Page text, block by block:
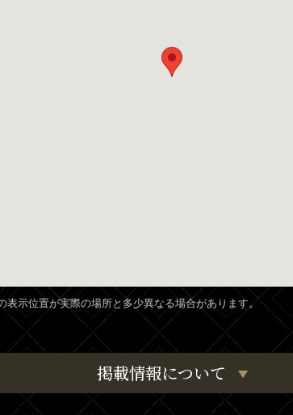
示位置が実際の場所と多少異なる場合があります。
掲載情報について